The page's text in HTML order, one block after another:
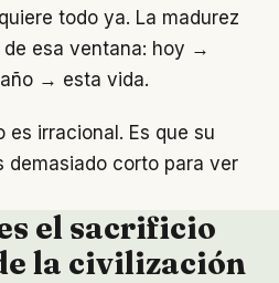
todo ya. La madurez
esa ventana: hoy →
→ esta vida.
es irracional. Es que su
demasiado corto para ver
el sacrificio
la civilización